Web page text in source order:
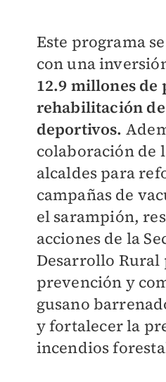
Este programa
con una
12.9 millones de
rehabilitación de
deportivos.
colaboración de
alcaldes para
campañas de
el sarampión,
acciones de la
Desarrollo Rural
prevención y
gusano
y fortalecer la
incendios